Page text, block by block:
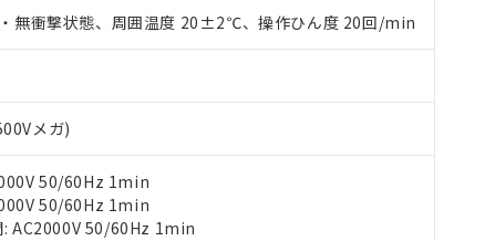
無衝撃状態、周囲温度 20±2℃、操作ひん度 20回/min
メガ)
50/60Hz 1min
50/60Hz 1min
: AC2000V 50/60Hz 1min
スは、当社制御機器事業取扱商品の当社在庫状況および標準価格(
す。
および標準価格照会結果は、記載している更新日時点での社内デー
閲覧された時点での実際の在庫および標準価格とは異なる場合が
期状況および標準価格はお客様のお取引先、またはお客様担当のオ
にご相談ください。
御機器販売店や当社販売拠点は「
および標準価格結果を当社の事前の承諾なく第三者に漏洩または開
物質）：
下、 水銀(Hg) 1000ppm以下、 カドミウム(Cd) 100ppm以下、
1000ppm以下、ポリ臭化ビフェニル類(PBB) 1000ppm以下、ポリ臭化ジフェニルエ
以下、フタル酸ジイソブチル (DIBP) 1000ppm以下
月
替え状況などにより、予定月が前後することがあります。
です。当社販売部門へお問い合わせください。
基準値 (GB/T26572)：
1000ppm、 PBBs(ポリ臭化ビフェニル類) : 1000ppm、 PBDEs(ポリ臭化ジフェニル
チル) : 1000ppm、 DIBP(フタル酸ジイソブチル) : 1000ppm、 BBP(フタル酸ブチルベ
(2-エチルヘキシル)) : 1000ppm
使用期限
これら貴社製品のうち、外国為替および外国貿易法に定める商品（
出または国外への提供する場合は、日本国政府の輸出許可(または
制貨物を破棄する場合は、完全に破砕するなど、違法に輸出されな
社製品を、核兵器、ミサイル、化学兵器、生物兵器またはその他武
切使用いたしません。
貴社製品を第三者に販売する場合は、上記1、2および3の内容を当
は、販売先および販売に係わる関係者が違法に輸出するおそれがあ
ん。
以上の在庫あり
数には満たないが在庫あり
なし(最新の在庫状況については、お客様のお取引先、またはお客